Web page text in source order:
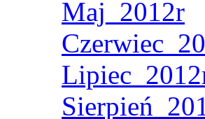
Maj_2012r